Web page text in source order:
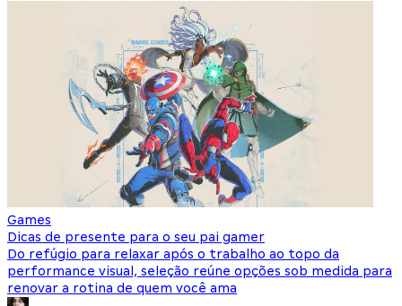
Games
Dicas de presente para o seu pai gamer
Do refúgio para relaxar após o trabalho ao topo da
performance visual, seleção reúne opções sob medida para
renovar a rotina de quem você ama